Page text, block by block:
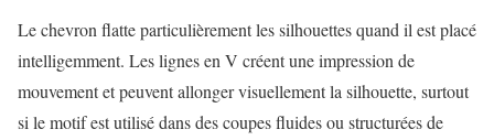
Le chevron flatte particulièrement les silhouettes quand il est placé
intelligemment. Les lignes en V créent une impression de
mouvement et peuvent allonger visuellement la silhouette, surtout
si le motif est utilisé dans des coupes fluides ou structurées de